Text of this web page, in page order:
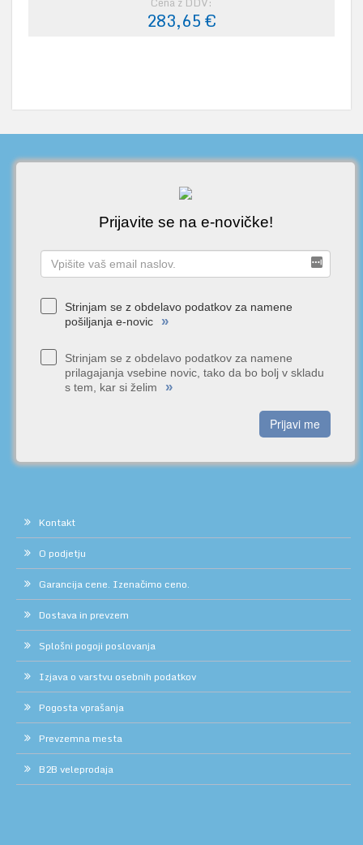
283,65 €
Prijavite se na e-novičke!
Strinjam se z obdelavo podatkov za namene
pošiljanja e-novic
»
Strinjam se z obdelavo podatkov za namene
prilagajanja vsebine novic, tako da bo bolj v skladu
s tem, kar si želim
»
Prijavi me
Kontakt
O podjetju
Garancija cene. Izenačimo ceno.
Dostava in prevzem
Splošni pogoji poslovanja
Izjava o varstvu osebnih podatkov
Pogosta vprašanja
Prevzemna mesta
B2B veleprodaja